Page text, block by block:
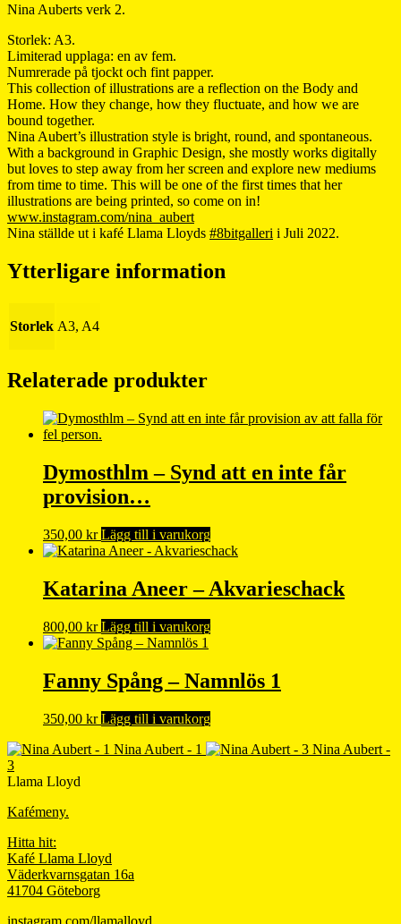
Nina Auberts verk 2.
Storlek: A3.
Limiterad upplaga: en av fem.
Numrerade på tjockt och fint papper.
This collection of illustrations are a reflection on the Body and
Home. How they change, how they fluctuate, and how we are
bound together.
Nina Aubert’s illustration style is bright, round, and spontaneous.
With a background in Graphic Design, she mostly works digitally
but loves to step away from her screen and explore new mediums
from time to time. This will be one of the first times that her
illustrations are being printed, so come on in!
www.instagram.com/nina_aubert
Nina ställde ut i kafé Llama Lloyds #8bitgalleri i Juli 2022.
Ytterligare information
Storlek A3, A4
Relaterade produkter
Dymosthlm – Synd att en inte får
provision…
350,00 kr Lägg till i varukorg
Katarina Aneer – Akvarieschack
800,00 kr Lägg till i varukorg
Fanny Spång – Namnlös 1
350,00 kr Lägg till i varukorg
Nina Aubert - 1
Nina Aubert -
3
Llama Lloyd
Kafémeny.
Hitta hit:
Kafé Llama Lloyd
Väderkvarnsgatan 16a
41704 Göteborg
instagram.com/llamalloyd